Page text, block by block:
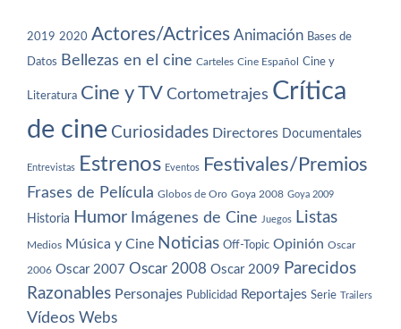
2019 2020 Actores/Actrices Animación Bases de
Datos Bellezas en el cine Carteles Cine Español Cine y
Literatura Cine y TV Cortometrajes Crítica
de cine Curiosidades Directores Documentales
Entrevistas Estrenos Eventos Festivales/Premios
Frases de Película Globos de Oro Goya 2008 Goya 2009
Historia Humor Imágenes de Cine Juegos Listas
Medios Música y Cine Noticias Off-Topic Opinión Oscar
2006 Oscar 2007 Oscar 2008 Oscar 2009 Parecidos
Razonables Personajes Publicidad Reportajes Serie Trailers
Vídeos Webs